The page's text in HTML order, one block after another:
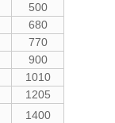
500
680
770
900
1010
1205
1400